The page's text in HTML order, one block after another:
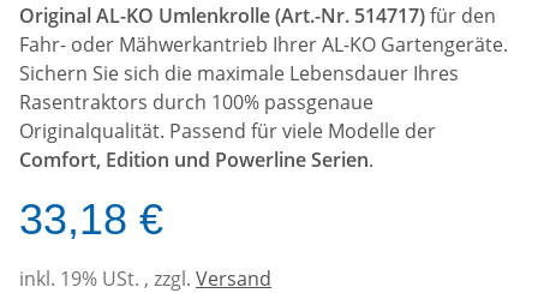
Original AL-KO Umlenkrolle (Art.-Nr. 514717)für den
Fahr- oder Mähwerkantrieb Ihrer AL-KO Gartengeräte.
Sichern Sie sich die maximale Lebensdauer Ihres
Rasentraktors durch 100% passgenaue
Originalqualität. Passend für viele Modelle der
Comfort, Edition und Powerline Serien.
33,18 €
inkl. 19% USt. , zzgl. Versand